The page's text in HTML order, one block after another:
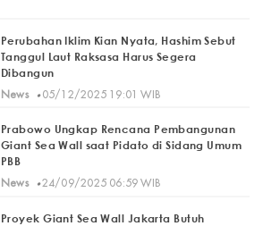
Perubahan Iklim Kian Nyata, Hashim Sebut
Tanggul Laut Raksasa Harus Segera
Dibangun
News· 05/12/2025 19:01 WIB
Prabowo Ungkap Rencana Pembangunan
Giant Sea Wall saat Pidato di Sidang Umum
PBB
News· 24/09/2025 06:59 WIB
Proyek Giant Sea Wall Jakarta Butuh